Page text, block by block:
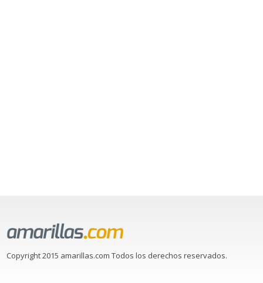
Copyright 2015 amarillas.com Todos los derechos reservados.